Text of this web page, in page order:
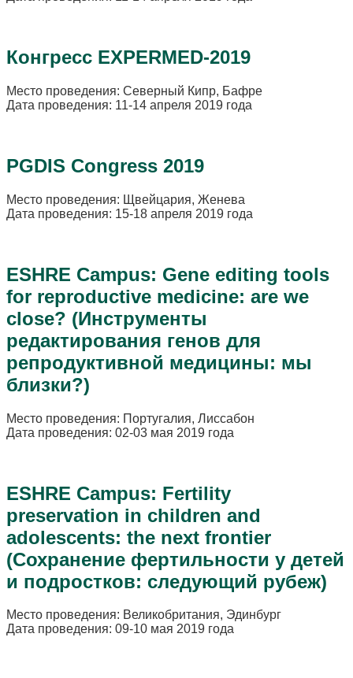
Конгресс EXPERMED-2019
Место проведения: Северный Кипр, Бафре
Дата проведения: 11-14 апреля 2019 года
PGDIS Congress 2019
Место проведения: Щвейцария, Женева
Дата проведения: 15-18 апреля 2019 года
ESHRE Campus: Gene editing tools
for reproductive medicine: are we
close? (Инструменты
редактирования генов для
репродуктивной медицины: мы
близки?)
Место проведения: Португалия, Лиссабон
Дата проведения: 02-03 мая 2019 года
ESHRE Campus: Fertility
preservation in children and
adolescents: the next frontier
(Сохранение фертильности у детей
и подростков: следующий рубеж)
Место проведения: Великобритания, Эдинбург
Дата проведения: 09-10 мая 2019 года